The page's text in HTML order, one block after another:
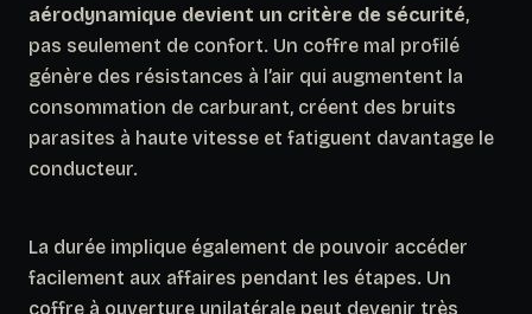
aérodynamique devient un critère de sécurité,
pas seulement de confort. Un coffre mal profilé
génère des résistances à l’air qui augmentent la
consommation de carburant, créent des bruits
parasites à haute vitesse et fatiguent davantage le
conducteur.
La durée implique également de pouvoir accéder
facilement aux affaires pendant les étapes. Un
coffre à ouverture unilatérale peut devenir très